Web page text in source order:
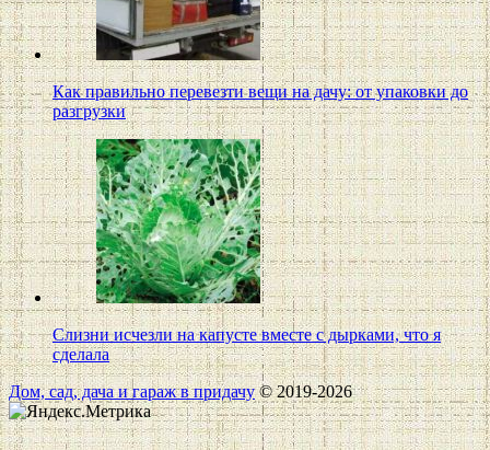
Как правильно перевезти вещи на дачу: от упаковки до
разгрузки
Слизни исчезли на капусте вместе с дырками, что я
сделала
Дом, сад, дача и гараж в придачу© 2019-2026